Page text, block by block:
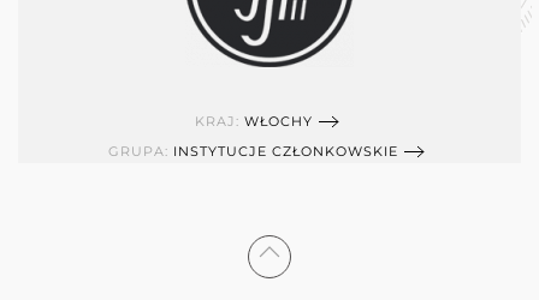
KRAJ: WŁOCHY
GRUPA: INSTYTUCJE CZŁONKOWSKIE